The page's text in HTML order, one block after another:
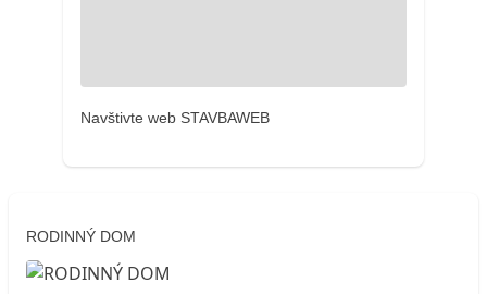
Navštivte web STAVBAWEB
RODINNÝ DOM